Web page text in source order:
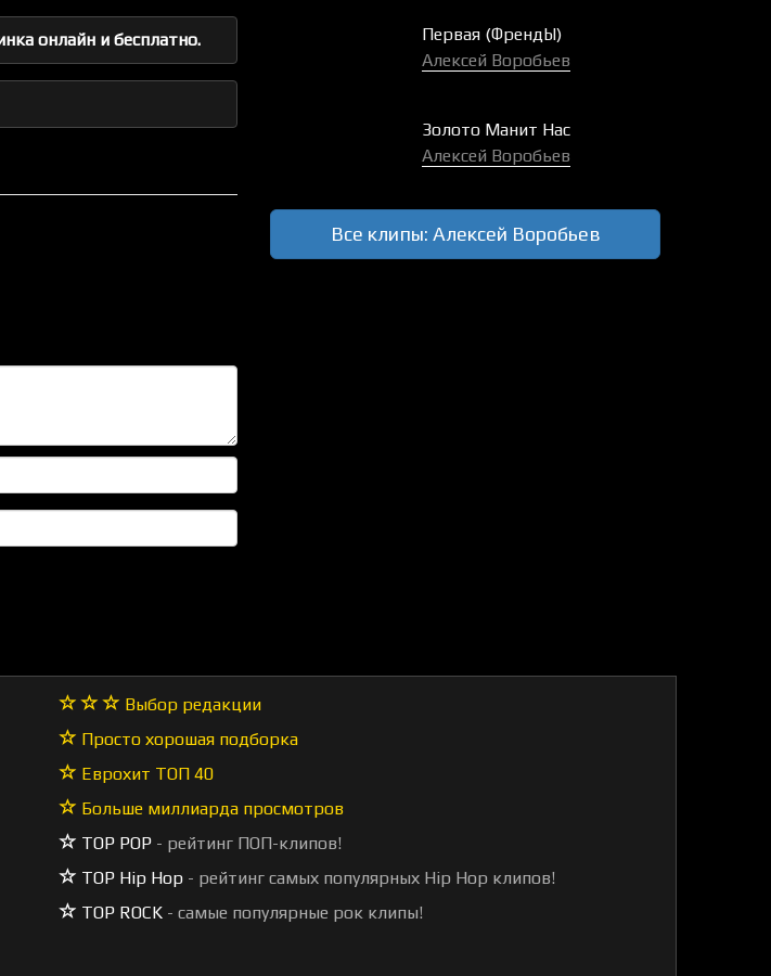
онлайн и бесплатно.
Первая (ФрендЫ)
Алексей Воробьев
Золото Манит Нас
Алексей Воробьев
Все клипы: Алексей Воробьев
Выбор редакции
Просто хорошая подборка
Еврохит ТОП 40
Больше миллиарда просмотров
TOP POP - рейтинг ПОП-клипов!
TOP Hip Hop - рейтинг самых популярных Hip Hop клипов!
TOP ROCK - самые популярные рок клипы!